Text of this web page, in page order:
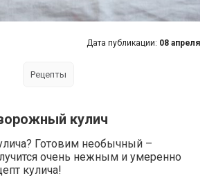
кулич
Готовим необычный –
очень нежным и умеренно
кулича!
Дата публикации: 08 апреля
Рецепты